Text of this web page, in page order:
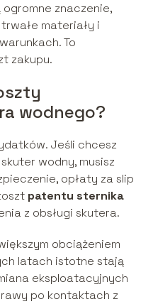
znaczenie,
materiały i
To
zakupu.
wodnego?
Jeśli chcesz
wodny, musisz
opłaty za slip
patentu sternika
z obsługi skutera.
obciążeniem
latach istotne stają
eksploatacyjnych
po kontaktach z